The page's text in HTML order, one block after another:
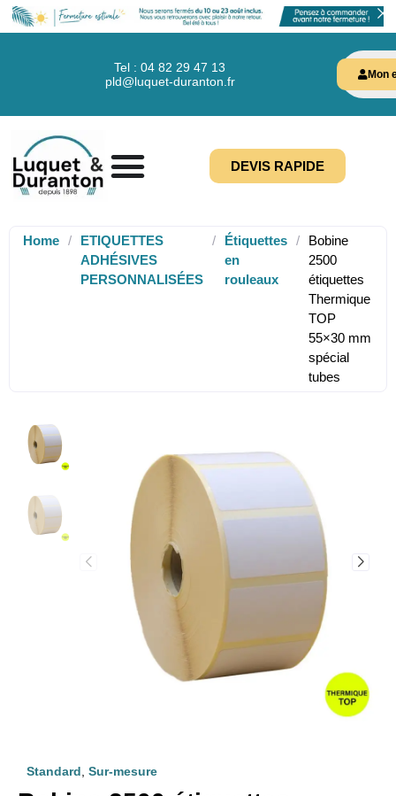
Tel : 04 82 29 47 13
pld@luquet-duranton.fr
Mon
DEVIS RAPIDE
Home /
ETIQUETTES
ADHÉSIVES
PERSONNALISÉES
/
Étiquettes
en
rouleaux
/
Bobine
2500
étiquettes
Thermique
TOP
55×30 mm
spécial
tubes
Standard Sur-mesure